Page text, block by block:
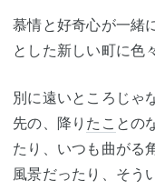
慕情と好奇心が一緒
とした新しい町に色
別に遠いところじゃ
先の、降り たこ との
たり、いつも曲がる
風景だったり、そう